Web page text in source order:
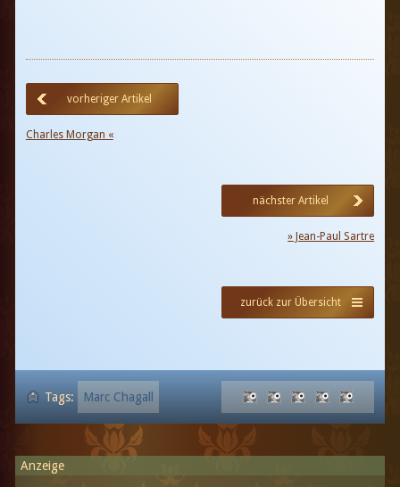
vorheriger Artikel
Charles Morgan «
nächster Artikel
» Jean-Paul Sartre
zurück zur Übersicht
Tags: Marc Chagall
Anzeige